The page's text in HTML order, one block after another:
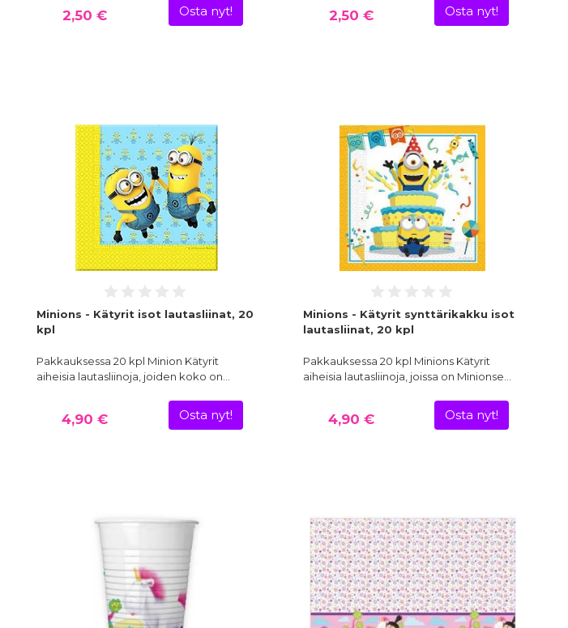
2,50 € Osta nyt! 2,50 € Osta nyt!
Minions - Kätyrit isot lautasliinat, 20
kpl
Pakkauksessa 20 kpl Minion Kätyrit
aiheisia lautasliinoja, joiden koko on…
4,90 € Osta nyt!
Minions - Kätyrit synttärikakku isot
lautasliinat, 20 kpl
Pakkauksessa 20 kpl Minions Kätyrit
aiheisia lautasliinoja, joissa on Minionse…
4,90 € Osta nyt!